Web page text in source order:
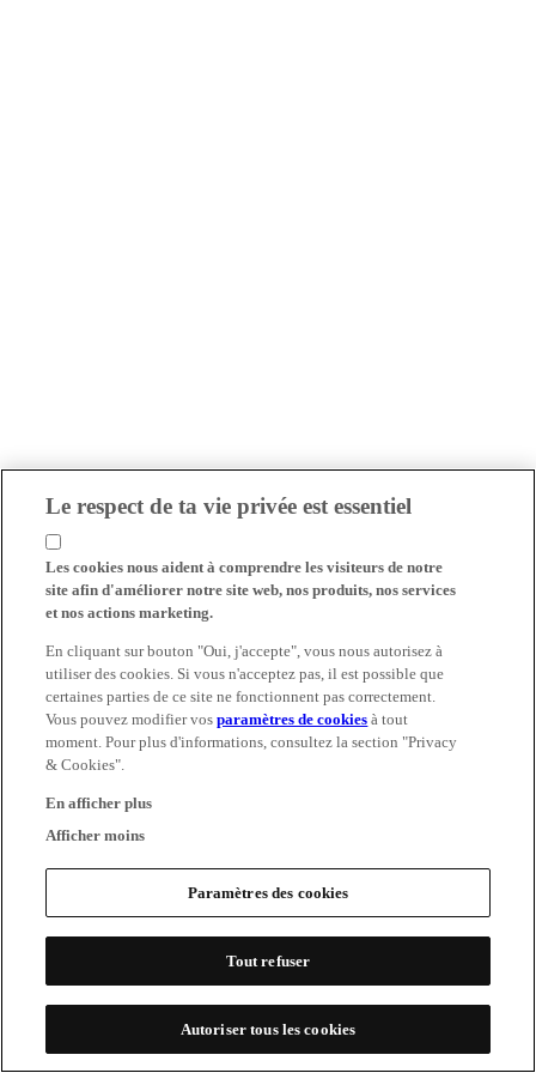
Le respect de ta vie privée est essentiel
Les cookies nous aident à comprendre les visiteurs de notre
site afin d'améliorer notre site web, nos produits, nos services
et nos actions marketing.
En cliquant sur bouton "Oui, j'accepte", vous nous autorisez à
utiliser des cookies. Si vous n'acceptez pas, il est possible que
certaines parties de ce site ne fonctionnent pas correctement.
Vous pouvez modifier vosparamètres de cookies à tout
moment. Pour plus d'informations, consultez la section "Privacy
& Cookies".
En afficher plus
Afficher moins
Paramètres des cookies
Tout refuser
Autoriser tous les cookies